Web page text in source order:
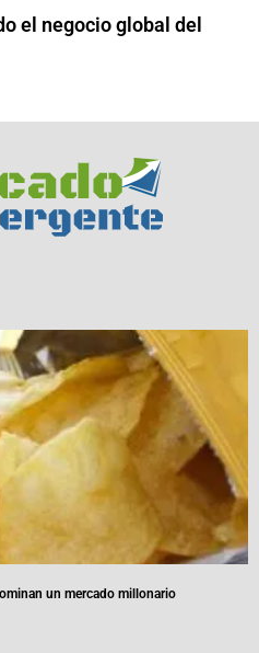
el negocio global del
un mercado millonario